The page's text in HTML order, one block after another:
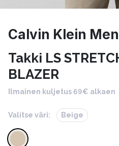
Calvin Klein
Takki LS
BLAZER
Ilmainen kuljetus 69€ alkaen
Valitse väri: Beige